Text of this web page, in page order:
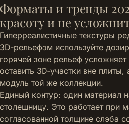
Форматы и тренды
красоту и не
Гиперреалистичные текстуры
3D‑рельефом используйте
горячей зоне рельеф
оставить 3D‑участки вне
модуль той же коллекции.
Единый контур: один материал
столешницу. Это работает при
согласованной толщине слэба